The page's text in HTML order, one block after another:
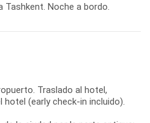
Tashkent. Noche a bordo.
Traslado al hotel,
(early check-in incluido).